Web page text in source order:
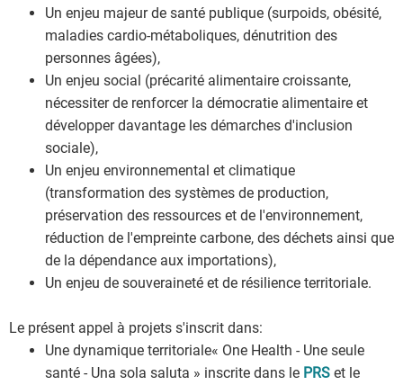
Un enjeu majeur de santé publique (surpoids, obésité,
maladies cardio-métaboliques, dénutrition des
personnes âgées),
Un enjeu social (précarité alimentaire croissante,
nécessiter de renforcer la démocratie alimentaire et
développer davantage les démarches d'inclusion
sociale),
Un enjeu environnemental et climatique
(transformation des systèmes de production,
préservation des ressources et de l'environnement,
réduction de l'empreinte carbone, des déchets ainsi que
de la dépendance aux importations),
Un enjeu de souveraineté et de résilience territoriale.
Le présent appel à projets s'inscrit dans:
Une dynamique territoriale« One Health - Une seule
santé - Una sola saluta » inscrite dans le PRS et le